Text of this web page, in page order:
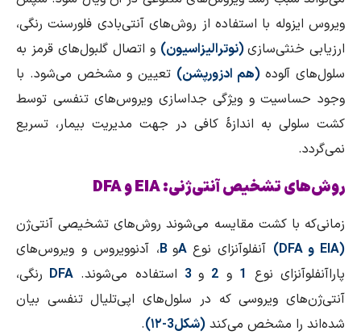
ویروس ایزوله با استفاده از روش‌های آنتی‌بادی فلورسنت رنگی،
ارزیابی خنثی‌سازی(نوترالیزاسیون) و اتصال گلبول‌های قرمز به
سلول‌های آلوده(هم ادزورپشن) تعیین و مشخص می‌شود. با
وجود حساسیت و ویژگی جداسازی ویروس‌های تنفسی توسط
کشت سلولی به اندازهٔ کافی در جهت مدیریت بیمار، تسریع
نمی‌گردد.
روش‌های تشخیص آنتی‌ژنی: EIA و DFA
زمانی‌که با کشت مقایسه می‌شوند روش‌های تشخیصی آنتی‌ژن
(
EIA وDFA
) آنفلوآنزای نوع Aو B، آدنوویروس و ویروس‌های
پاراآنفلوآنزای نوع 1 و 2 و استفاده می‌شوند.DFA رنگی،
آنتی‌ژن‌های ویروسی که در سلول‌های اپی‌تلیال تنفسی بیان
شده‌اند را مشخص می‌کند (شکل3-۱۲) .